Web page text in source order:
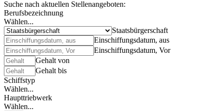
Suche nach aktuellen Stellenangeboten:
Berufsbezeichnung
Wählen...
Staatsbürgerschaft
Einschiffungsdatum, aus
Einschiffungsdatum, Vor
Gehalt von
Gehalt bis
Schiffstyp
Wählen...
Haupttriebwerk
Wählen...